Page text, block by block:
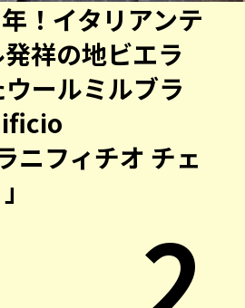
！イタリアンテ
祥の地ビエラ
ールミルブラ
ニフィチオ チェ
2